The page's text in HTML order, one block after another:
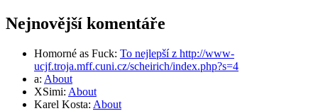
Nejnovější komentáře
Homorné as Fuck: To nejlepší z http://www-
ucjf.troja.mff.cuni.cz/scheirich/index.php?s=4
a: About
XSimi: About
Karel Kosta: About